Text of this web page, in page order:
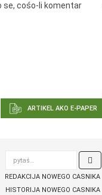
ARTIKEL AKO E-PAPER
se, cośo-li komentar

REDAKCIJA NOWEGO CASNIKA
HISTORIJA NOWEGO CASNIKA